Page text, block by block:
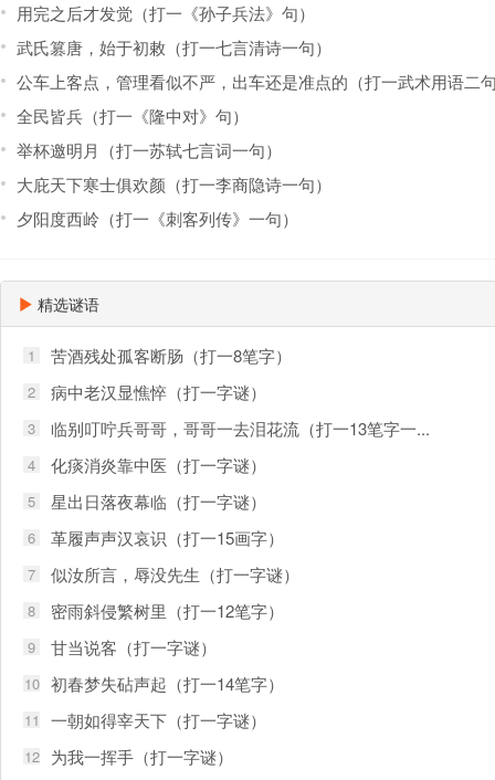
用完之后才发觉（打一《孙子兵法》句）
武氏篡唐，始于初敕（打一七言清诗一句）
公车上客点，管理看似不严，出车还是准点的（打一武术用语二
全民皆兵（打一《隆中对》句）
举杯邀明月（打一苏轼七言词一句）
大庇天下寒士俱欢颜（打一李商隐诗一句）
夕阳度西岭（打一《刺客列传》一句）
精选谜语
1 苦酒残处孤客断肠（打一8笔字）
2 病中老汉显憔悴（打一字谜）
3 临别叮咛兵哥哥，哥哥一去泪花流（打一13笔字一...
4 化痰消炎靠中医（打一字谜）
5 星出日落夜幕临（打一字谜）
6 革履声声汉哀识（打一15画字）
7 似汝所言，辱没先生（打一字谜）
8 密雨斜侵繁树里（打一12笔字）
9 甘当说客（打一字谜）
10 初春梦失砧声起（打一14笔字）
11 一朝如得宰天下（打一字谜）
12 为我一挥手（打一字谜）